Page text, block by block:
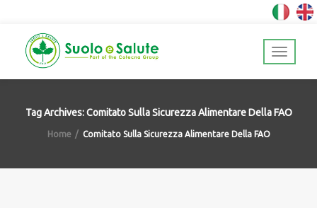
Tag Archives: Comitato Sulla Sicurezza Alimentare Della FAO
Home Comitato Sulla Sicurezza Alimentare Della FAO